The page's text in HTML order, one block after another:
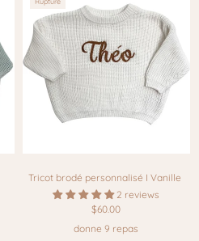
Tricot brodé personnalisé I Vanille
2 reviews
$60.00
donne 9 repas